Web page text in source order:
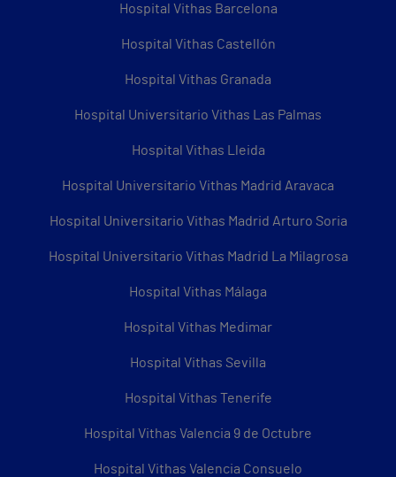
Hospital Vithas Barcelona
Hospital Vithas Castellón
Hospital Vithas Granada
Hospital Universitario Vithas Las Palmas
Hospital Vithas Lleida
Hospital Universitario Vithas Madrid Aravaca
Hospital Universitario Vithas Madrid Arturo Soria
Hospital Universitario Vithas Madrid La Milagrosa
Hospital Vithas Málaga
Hospital Vithas Medimar
Hospital Vithas Sevilla
Hospital Vithas Tenerife
Hospital Vithas Valencia 9 de Octubre
Hospital Vithas Valencia Consuelo